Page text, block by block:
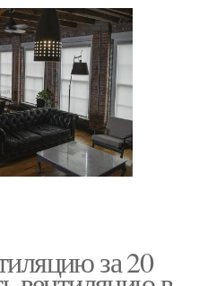
за 20